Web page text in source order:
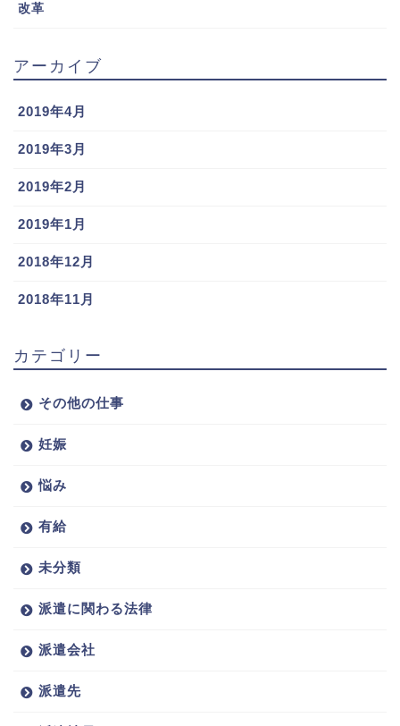
改革
アーカイブ
2019年4月
2019年3月
2019年2月
2019年1月
2018年12月
2018年11月
カテゴリー
その他の仕事
妊娠
悩み
有給
未分類
派遣に関わる法律
派遣会社
派遣先